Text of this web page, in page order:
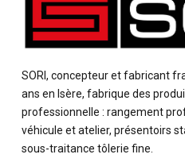
SORI, concepteur et fabricant
ans en Isère, fabrique des
professionnelle : rangement
véhicule et atelier, présentoirs
sous-traitance tôlerie fine.